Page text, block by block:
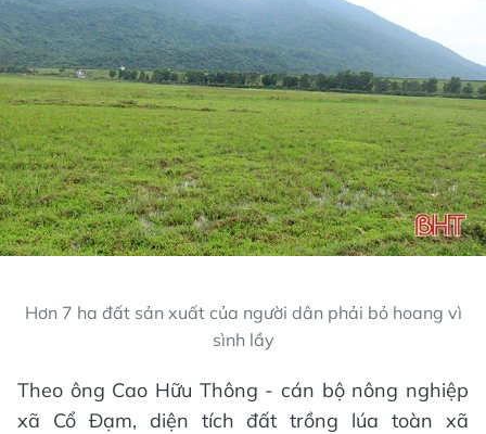
Hơn 7 ha đất sản xuất của người dân phải bỏ hoang vì
sình lầy
Theo ông Cao Hữu Thông - cán bộ nông nghiệp
xã Cổ Đạm, diện tích đất trồng lúa toàn xã